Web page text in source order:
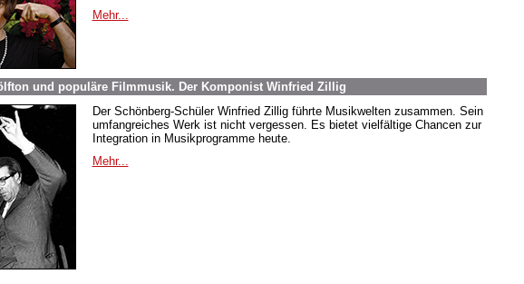
Mehr...
und populäre Filmmusik. Der Komponist Winfried Zillig
Der Schönberg-Schüler Winfried Zillig führte Musikwelten zusammen. Sein
umfangreiches Werk ist nicht vergessen. Es bietet vielfältige Chancen zur
Integration in Musikprogramme heute.
Mehr...